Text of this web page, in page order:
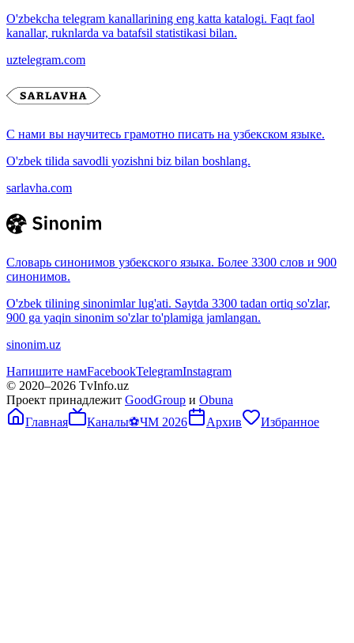
O'zbekcha telegram kanallarining eng katta katalogi. Faqt faol
kanallar, ruknlarda va batafsil statistikasi bilan.
uztelegram.com
С нами вы научитесь грамотно писать на узбекском языке.
O'zbek tilida savodli yozishni biz bilan boshlang.
sarlavha.com
Словарь синонимов узбекского языка. Более 3300 слов и 900
синонимов.
O'zbek tilining sinonimlar lug'ati. Saytda 3300 tadan ortiq so'zlar,
900 ga yaqin sinonim so'zlar to'plamiga jamlangan.
sinonim.uz
Напишите намFacebookTelegramInstagram
© 2020–2026 TvInfo.uz
Проект принадлежит GoodGroup и Obuna
Главная
Каналы⚽ЧМ 2026 Архив Избранное